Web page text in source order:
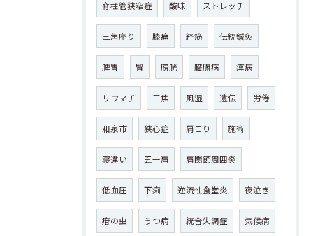
脊柱管狭窄症 酸味 ストレッチ
三角座り 膝痛 経筋 伝統鍼灸
脾胃 腎 膀胱 臓腑病 痺病
リウマチ 三焦 風湿 遺伝 労倦
和泉市 狭心症 肩こり 施術
寝違い 五十肩 肩関節周囲炎
低血圧 下痢 逆流性食堂炎 夜泣き
疳の虫 うつ病 統合失調症 気候病